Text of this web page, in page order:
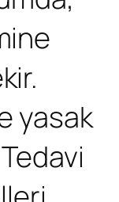
yasak